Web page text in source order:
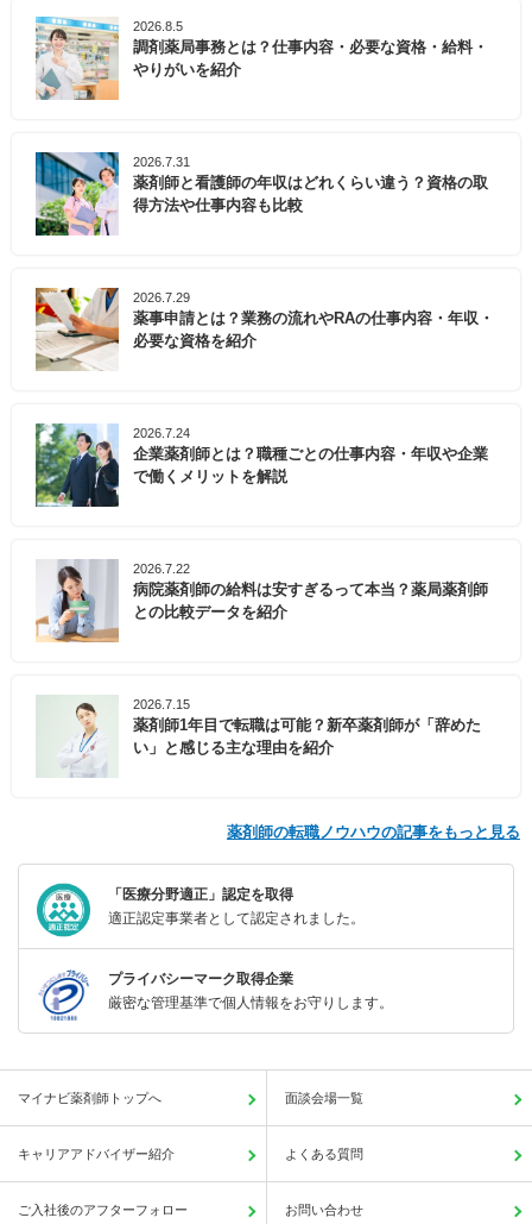
2026.8.5
調剤薬局事務とは？仕事内容・必要な資格・給料・
やりがいを紹介
2026.7.31
薬剤師と看護師の年収はどれくらい違う？資格の取
得方法や仕事内容も比較
2026.7.29
薬事申請とは？業務の流れやRAの仕事内容・年収・
必要な資格を紹介
2026.7.24
企業薬剤師とは？職種ごとの仕事内容・年収や企業
で働くメリットを解説
2026.7.22
病院薬剤師の給料は安すぎるって本当？薬局薬剤師
との比較データを紹介
2026.7.15
薬剤師1年目で転職は可能？新卒薬剤師が「辞めた
い」と感じる主な理由を紹介
薬剤師の転職ノウハウの記事をもっと見る
「医療分野適正」認定を取得
適正認定事業者として認定されました。
プライバシーマーク取得企業
厳密な管理基準で個人情報をお守りします。
マイナビ薬剤師トップへ 面談会場一覧
キャリアアドバイザー紹介 よくある質問
ご入社後のアフターフォロー お問い合わせ